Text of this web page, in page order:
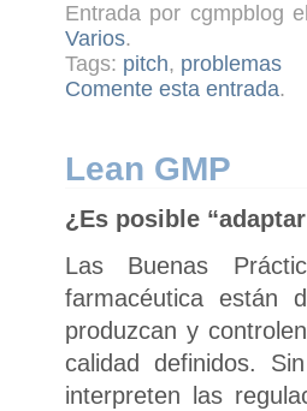
Entrada por cgmpblog
Varios.
Tags: pitch, problemas
Comente esta entrada.
Lean GMP
¿Es posible
Las Buenas
farmacéutica están
produzcan y
calidad definidos.
interpreten las